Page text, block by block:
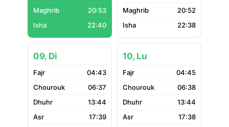
20:53
22:40
20:52
22:38
09, Di
04:43
06:37
13:44
17:39
10, Lu
04:45
06:38
13:44
17:38